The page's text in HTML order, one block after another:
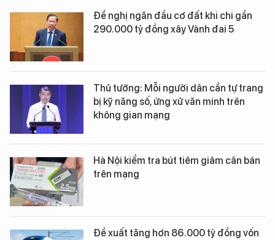
Đề nghị ngăn đầu cơ đất khi chi gần
290.000 tỷ đồng xây Vành đai 5
Thủ tướng: Mỗi người dân cần tự trang
bị kỹ năng số, ứng xử văn minh trên
không gian mạng
Hà Nội kiểm tra bút tiêm giảm cân bán
trên mạng
Đề xuất tăng hơn 86.000 tỷ đồng vốn